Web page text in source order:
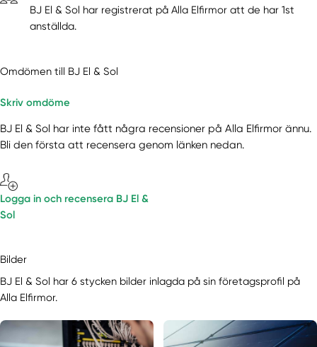
BJ El & Sol har registrerat på Alla Elfirmor att de har 1st
anställda.
Omdömen till BJ El & Sol
Skriv omdöme
BJ El & Sol har inte fått några recensioner på Alla Elfirmor ännu.
Bli den första att recensera genom länken nedan.
Logga in och recensera BJ El &
Sol
Bilder
BJ El & Sol har 6 stycken bilder inlagda på sin företagsprofil på
Alla Elfirmor.